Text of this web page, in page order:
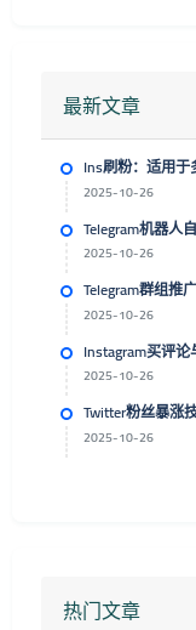
最新文章
Ins刷粉：适用
2025-10-26
Telegram机器人
2025-10-26
Telegram群组推
2025-10-26
Instagram买评
2025-10-26
Twitter粉丝暴涨
2025-10-26
热门文章